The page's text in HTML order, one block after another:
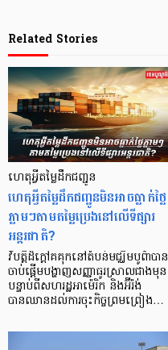
Related Stories
ហេតុអ្វីតម្លៃដឹកជញ្ជូន
ហេតុអ្វីតម្លៃដឹកជញ្ជូនមិនអាចធ្លាក់ថ្លៃ
ភ្លាមៗតាមតម្លៃប្រេងនៅលើទីផ្សារ
អន្តរជាតិ?
វិបត្តិដ៏ក្តៅគគុកនៅតំបន់មជ្ឈិមបូព៌ាបាន
ចាប់ផ្តើមបង្ហាញសញ្ញាធូរស្រាលជាងមុន
បន្ទាប់ពីសហរដ្ឋអាម៉េរិក និងអ៊ីរ៉ង់
បានឈានដល់ការចុះកិច្ចព្រមព្រៀង…